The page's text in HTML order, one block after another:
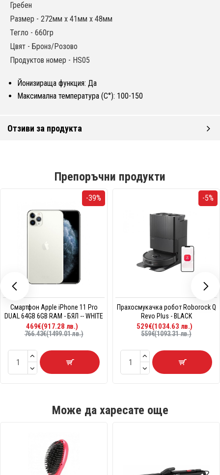
Гребен
Размер - 272мм х 41мм х 48мм
Тегло - 660гр
Цвят - Бронз/Розово
Продуктов номер - HS05
Йонизираща функция: Да
Максимална температура (C°): 100-150
Отзиви за продукта
Препоръчни продукти
-39%
Смартфон Apple iPhone 11 Pro
DUAL 64GB 6GB RAM - БЯЛ -- WHITE
469€(917.28 лв.)
766.43€(1499.01 лв.)
-5%
Прахосмукачка робот Roborock Q
Revo Plus - BLACK
529€(1034.63 лв.)
559€(1093.31 лв.)
Може да харесате още